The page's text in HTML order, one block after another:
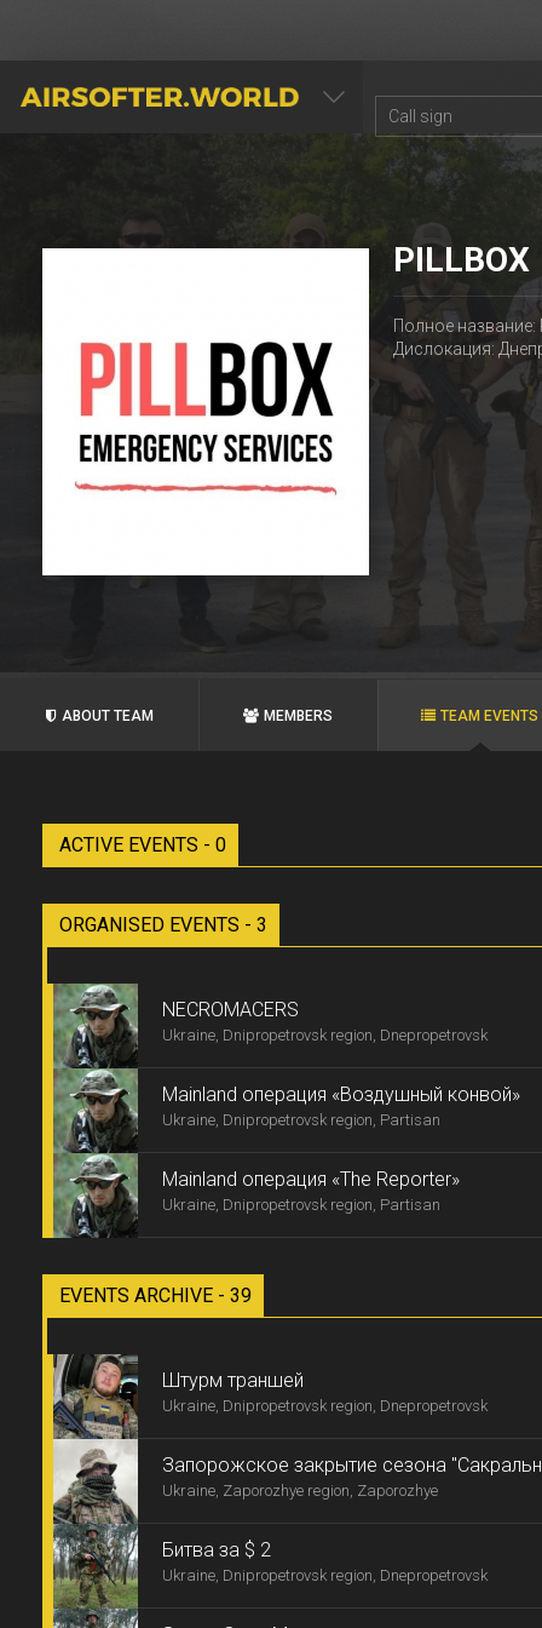
AIRSOFTER.WORLD
PILLBOX
Полное название:
Дислокация:
ABOUT TEAM MEMBERS TEAM EVENTS
ACTIVE EVENTS - 0
ORGANISED EVENTS - 3
NECROMACERS
Ukraine, Dnipropetrovsk region, Dnepropetrovsk
Mainland операция «Воздушный конвой»
Ukraine, Dnipropetrovsk region, Partisan
Mainland операция «The Reporter»
Ukraine, Dnipropetrovsk region, Partisan
EVENTS ARCHIVE - 39
Штурм траншей
Ukraine, Dnipropetrovsk region, Dnepropetrovsk
Запорожское закрытие сезона
Ukraine, Zaporozhye region, Zaporozhye
Битва за $ 2
Ukraine, Dnipropetrovsk region, Dnepropetrovsk